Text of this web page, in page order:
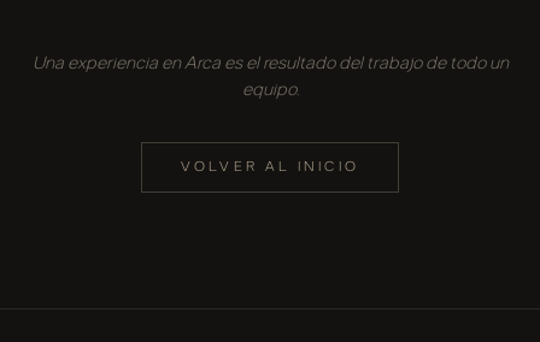
Una experiencia en Arca es el resultado del trabajo de todo un
equipo.
VOLVER AL INICIO